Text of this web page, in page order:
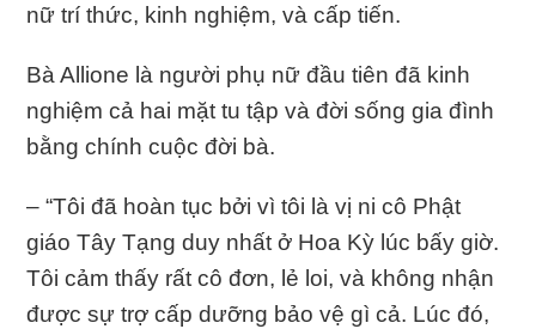
nữ trí thức, kinh nghiệm, và cấp tiến.
Bà Allione là người phụ nữ đầu tiên đã kinh
nghiệm cả hai mặt tu tập và đời sống gia đình
bằng chính cuộc đời bà.
– “Tôi đã hoàn tục bởi vì tôi là vị ni cô Phật
giáo Tây Tạng duy nhất ở Hoa Kỳ lúc bấy giờ.
Tôi cảm thấy rất cô đơn, lẻ loi, và không nhận
được sự trợ cấp dưỡng bảo vệ gì cả. Lúc đó,